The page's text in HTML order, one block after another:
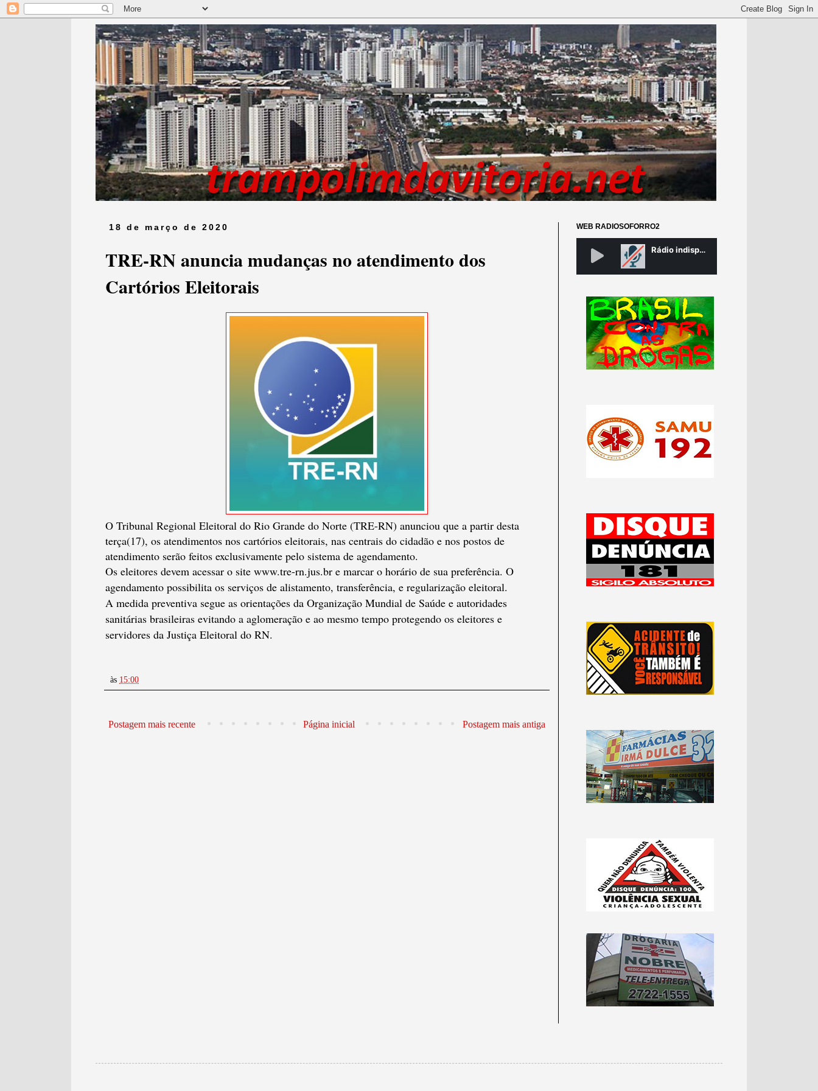
18 de março de 2020
TRE-RN anuncia mudanças no atendimento dos
Cartórios Eleitorais
O Tribunal Regional Eleitoral do Rio Grande do Norte (TRE-RN) anunciou que a partir desta
terça(17), os atendimentos nos cartórios eleitorais, nas centrais do cidadão e nos postos de
atendimento serão feitos exclusivamente pelo sistema de agendamento.
Os eleitores devem acessar o site www.tre-rn.jus.br e marcar o horário de sua preferência. O
agendamento possibilita os serviços de alistamento, transferência, e regularização eleitoral.
A medida preventiva segue as orientações da Organização Mundial de Saúde e autoridades
sanitárias brasileiras evitando a aglomeração e ao mesmo tempo protegendo os eleitores e
servidores da Justiça Eleitoral do RN.
às 15:00
Postagem mais recente Postagem mais antiga
Página inicial
WEB RADIOSOFORRO2